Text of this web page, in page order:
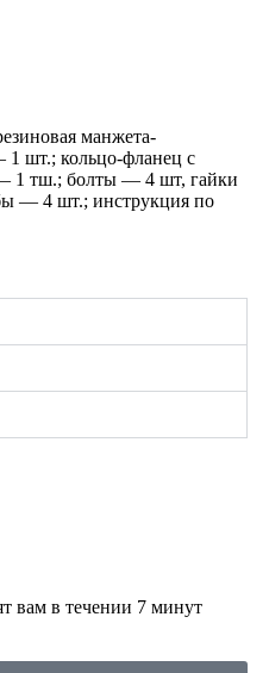
манжета-
1 шт.; кольцо-фланец с
1 тш.; болты — 4 шт, гайки
— 4 шт.; инструкция по
вам в течении 7 минут